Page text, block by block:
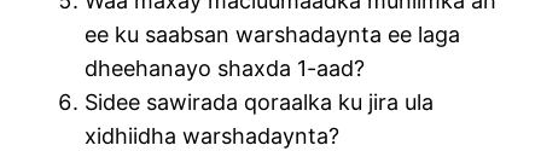
ee ku saabsan warshadaynta ee laga
dheehanayo shaxda 1-aad?
Sidee sawirada qoraalka ku jira ula
xidhiidha warshadaynta?